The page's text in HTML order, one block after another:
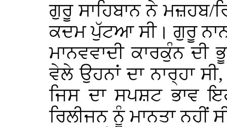
ਗੁਰੂ ਸਾਹਿਬਾਨ ਨੇ ਮਜ਼ਹਬ/
ਕਦਮ ਪੁੱਟਆ ਸੀ। ਗੁਰੂ
ਮਾਨਵਵਾਦੀ ਕਾਰਕੁੰਨ
ਵੇਲੇ ਉਹਨਾਂ ਦਾ ਨਾਰ੍ਹਾ
ਜਿਸ ਦਾ ਸਪਸ਼ਟ ਭਾਵ
ਰਿਲੀਜਨ ਨੂੰ ਮਾਨਤਾ ਨਹੀਂ